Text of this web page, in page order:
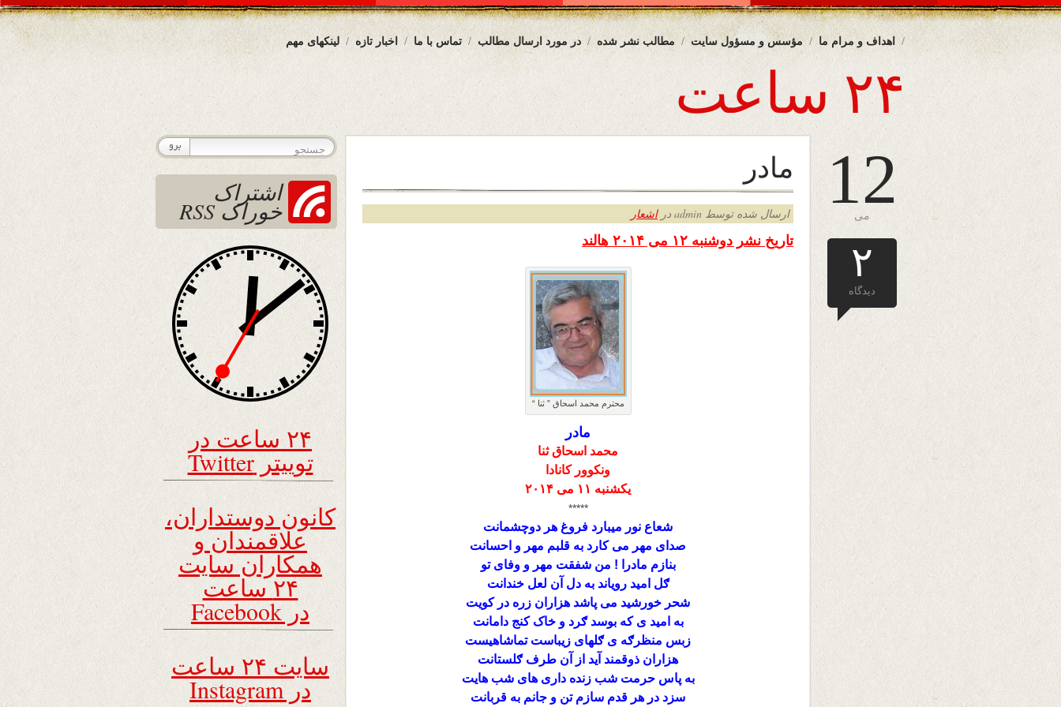
لینکهای مهم اخبار تازه تماس با ما در مورد ارسال مطالب مطالب نشر شده مؤسس و مسؤول سایت اهداف و مرام ما
۲۴ ساعت
12
می
۲
دیدگاه
مادر
ارسال شده توسط admin در اشعار
تاریخ نشر دوشنبه ۱۲ می ۲۰۱۴ هالند
محترم محمد اسحاق ” ثنا “
مادر
محمد اسحاق ثنا
ونکوور کانادا
یکشنبه ۱۱ می ۲۰۱۴
*****
شعاع نور میبارد فروغ هر دوچشمانت
صدای مهر می کارد به قلبم مهر و احسانت
بنازم مادرا ! من شفقت مهر و وفای تو
ګل امید رویاند به دل آن لعل خندانت
شحر خورشید می پاشد هزاران زره در کویت
به امید ی که بوسد ګرد و خاک کنج دامانت
زبس منظرګه ی ګلهای زیباست تماشاهیست
هزاران ذوقمند آيد از آن طرف ګلستانت
به پاس حرمت شب زنده داری های شب هایت
سزد در هر قدم سازم تن و جانم به قربانت
اشتراک
خوراک RSS
۲۴ ساعت در
توییتر Twitter
کانون دوستداران،
علاقمندان و
همکاران سایت
۲۴ ساعت
در Facebook
سایت ۲۴ ساعت
در Instagram